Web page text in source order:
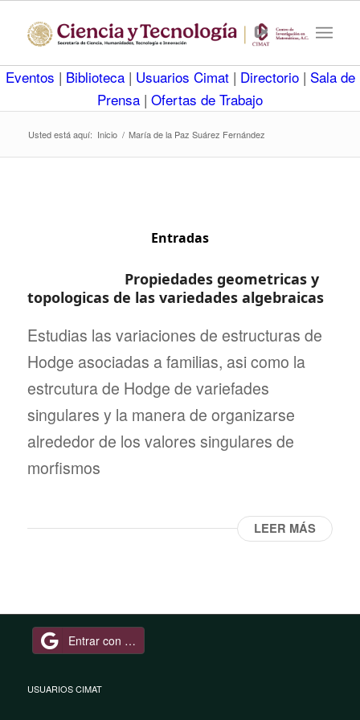
Eventos | Biblioteca | Usuarios Cimat | Directorio | Sala de
Prensa | Ofertas de Trabajo
Usted está aquí: Inicio / María de la Paz Suárez Fernández
Entradas
Propiedades geometricas y
topologicas de las variedades algebraicas
Estudias las variaciones de estructuras de
Hodge asociadas a familias, asi como la
estrcutura de Hodge de variefades
singulares y la manera de organizarse
alrededor de los valores singulares de
morfismos
LEER MÁS
Entrar con Google
USUARIOS CIMAT